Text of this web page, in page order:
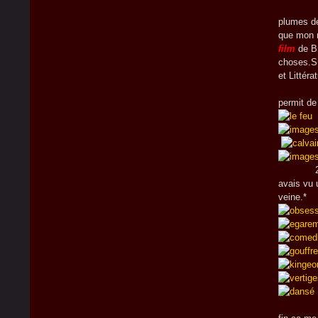
plumes
que mon
film de
et
permit
2/
avais vu
veine.*